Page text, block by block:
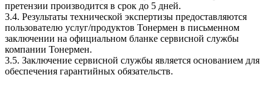
претензии производится в срок до 5 дней.
3.4. Результаты технической экспертизы предоставляются
пользователю услуг/продуктов Тонермен в письменном
заключении на официальном бланке сервисной службы
компании Тонермен.
3.5. Заключение сервисной службы является основанием для
обеспечения гарантийных обязательств.